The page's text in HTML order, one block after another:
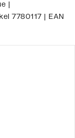
|
7780117 | EAN